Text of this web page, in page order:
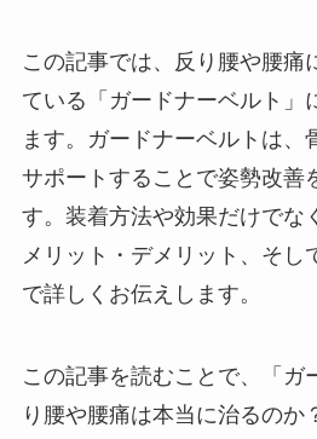
この記事では、反り腰や腰痛
ている「ガードナーベルト」
ます。ガードナーベルトは、
サポートすることで姿勢改善
す。装着方法や効果だけでな
メリット・デメリット、そし
で詳しくお伝えします。
この記事を読むことで、「ガ
り腰や腰痛は本当に治るのか